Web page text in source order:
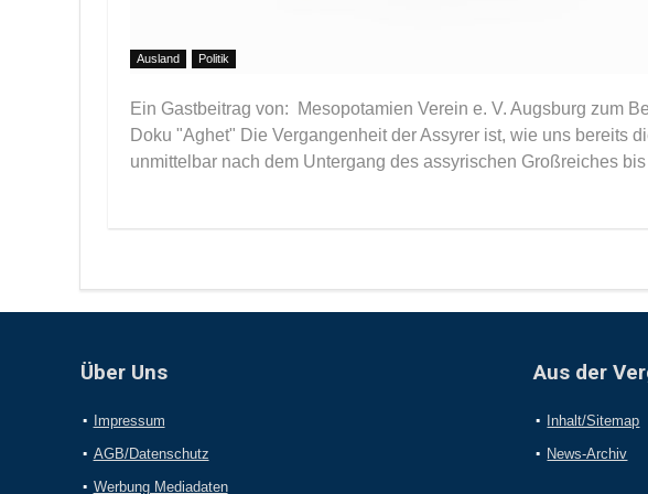
Ausland Politik
Ein Gastbeitrag von: Mesopotamien Verein e. V. Augsburg zum
Doku "Aghet" Die Vergangenheit der Assyrer ist, wie uns bereits
unmittelbar nach dem Untergang des assyrischen Großreiches
Über Uns
Impressum
AGB/Datenschutz
Werbung Mediadaten
Aus der
Inhalt/Sitemap
News-Archiv